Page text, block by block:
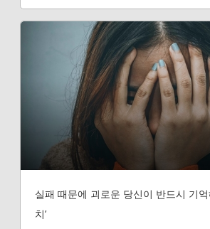
실패 때문에 괴로운 당신이 반드시 기억
치’